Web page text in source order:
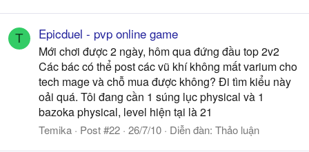
T Epicduel - pvp online game
Mới chơi được 2 ngày, hôm qua đứng đầu top 2v2
Các bác có thể post các vũ khí không mất varium cho
tech mage và chỗ mua được không? Đi tìm kiểu này
oải quá. Tôi đang cần 1 súng lục physical và 1
bazoka physical, level hiện tại là 21
Temika Post #22 26/7/10 Diễn đàn: Thảo luận